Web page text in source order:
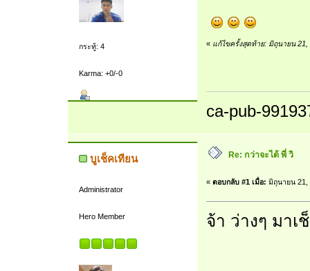
กระทู้: 4
Karma: +0/-0
« แก้ไขครั้งสุดท้าย: มิถุนายน 21,
ca-pub-
บูเช็คเทียน
Administrator
Hero Member
Re: กว่าจะได้ พี่ วิ
« ตอบกลับ #1 เมื่อ: มิถุนายน 21,
จ้า ว่างๆ มาเ